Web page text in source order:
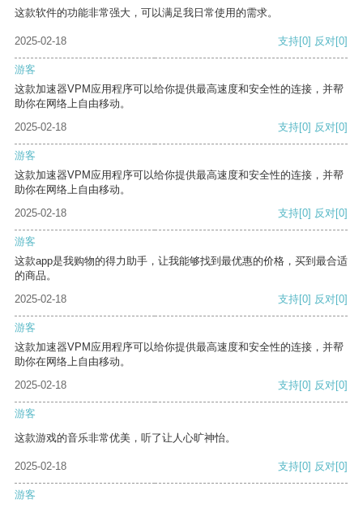
这款软件的功能非常强大，可以满足我日常使用的需求。
2025-02-18 支持[0] 反对[0]
游客
这款加速器VPM应用程序可以给你提供最高速度和安全性的连接，并帮
助你在网络上自由移动。
2025-02-18
支持[0] 反对[0]
游客
这款加速器VPM应用程序可以给你提供最高速度和安全性的连接，并帮
助你在网络上自由移动。
2025-02-18
支持[0] 反对[0]
游客
这款app是我购物的得力助手，让我能够找到最优惠的价格，买到最合适
的商品。
2025-02-18
支持[0] 反对[0]
游客
这款加速器VPM应用程序可以给你提供最高速度和安全性的连接，并帮
助你在网络上自由移动。
2025-02-18
支持[0] 反对[0]
游客
这款游戏的音乐非常优美，听了让人心旷神怡。
2025-02-18 支持[0] 反对[0]
游客